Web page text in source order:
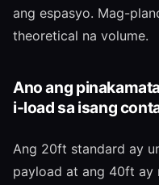
ang espasyo. Mag-
theoretical na volume.
Ano ang
i-load sa isang
Ang 20ft standard ay
payload at ang 40ft ay